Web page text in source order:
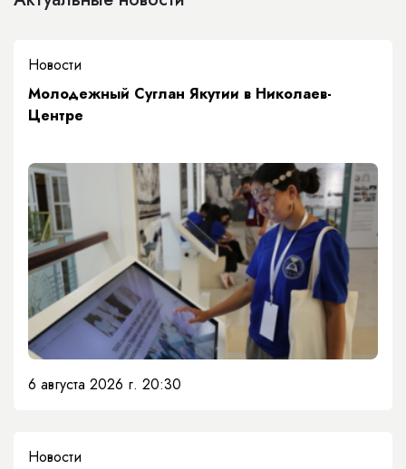
Новости
Молодежный Суглан Якутии в Николаев-
Центре
6 августа 2026 г. 20:30
Новости